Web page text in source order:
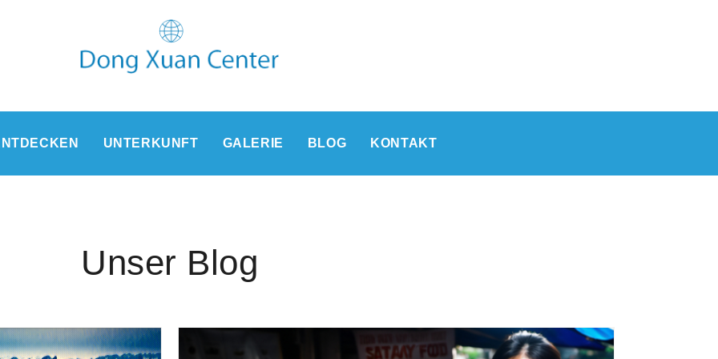
UNTERKUNFT GALERIE BLOG KONTAKT
Unser Blog